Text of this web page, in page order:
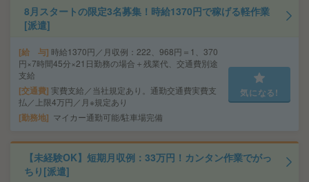
8月スタートの限定3名募集！時給1370円で稼げる軽作業
[派遣]
給 与 時給1370円／月収例：222、968円＝1、370
円×7時間45分×21日勤務の場合＋残業代、交通費別途
支給
交通費 実費支給／当社規定あり。通勤交通費実費支
払／上限4万円／月※規定あり
勤務地 マイカー通勤可能/駐車場完備
気になる!
【未経験OK】短期月収例：33万円！カンタン作業でがっ
ちり[派遣]